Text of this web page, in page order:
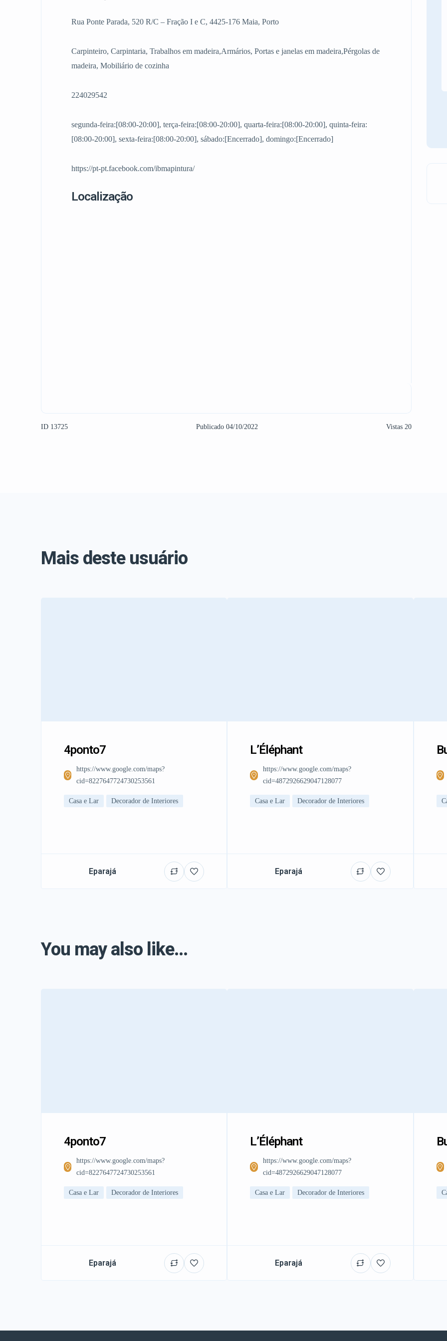
Rua Ponte Parada, 520 R/C – Fração I e C, 4425-176 Maia, Porto
Carpinteiro, Carpintaria, Trabalhos em madeira,Armários, Portas e janelas em madeira,Pérgolas de
madeira, Mobiliário de cozinha
224029542
segunda-feira:[08:00-20:00], terça-feira:[08:00-20:00], quarta-feira:[08:00-20:00], quinta-feira:
[08:00-20:00], sexta-feira:[08:00-20:00], sábado:[Encerrado], domingo:[Encerrado]
https://pt-pt.facebook.com/ibmapintura/
Localização
ID 13725 Publicado 04/10/2022 Vistas 20
Mais deste usuário
4ponto7
https://www.google.com/maps?
cid=8227647724730253561
Casa e Lar Decorador de Interiores
Eparajá
L’Éléphant
https://www.google.com/maps?
cid=4872926629047128077
Casa e Lar Decorador de Interiores
Eparajá
You may also like...
4ponto7
https://www.google.com/maps?
cid=8227647724730253561
Casa e Lar Decorador de Interiores
Eparajá
L’Éléphant
https://www.google.com/maps?
cid=4872926629047128077
Casa e Lar Decorador de Interiores
Eparajá